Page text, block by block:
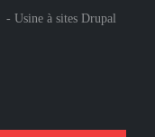
- Usine à sites Drupal